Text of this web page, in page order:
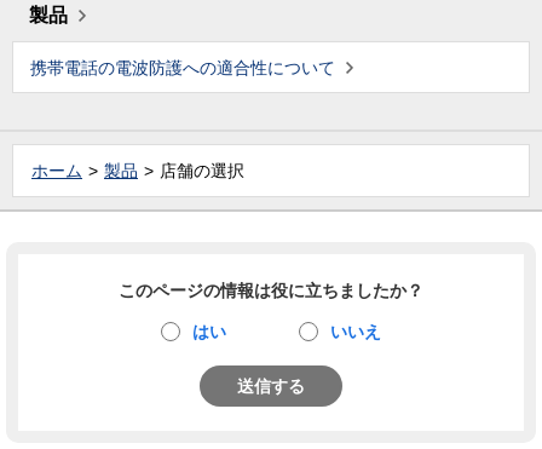
製品
携帯電話の電波防護への適合性について
ホーム 製品 店舗の選択
このページの情報は役に立ちましたか？
はい いいえ
送信する